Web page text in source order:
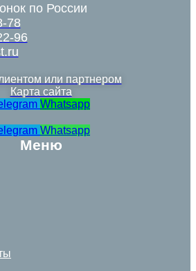
по России
78
96
или партнером
Карта сайта
Whatsapp
Whatsapp
Меню